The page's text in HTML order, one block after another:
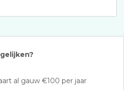
al gauw €100 per jaar